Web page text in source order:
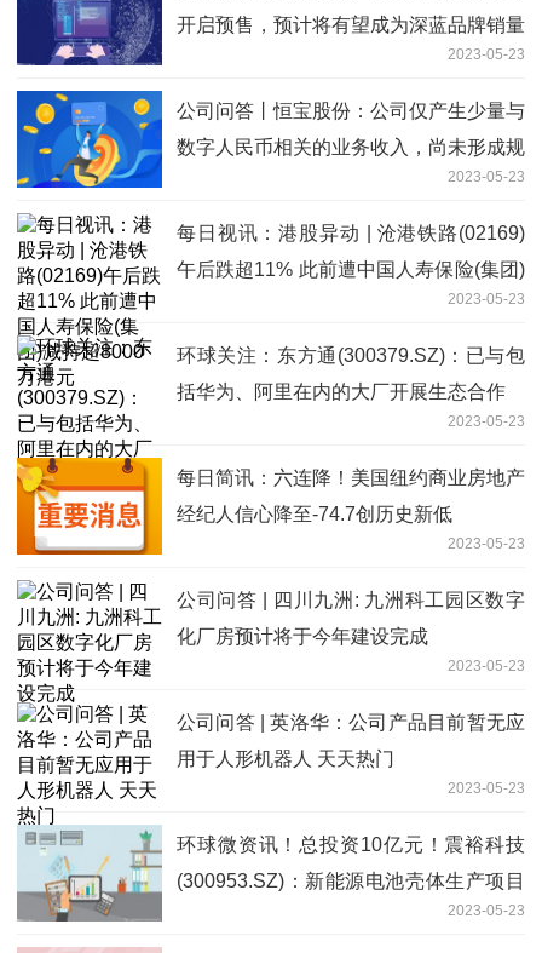
开启预售，预计将有望成为深蓝品牌销量
2023-05-23
公司问答丨恒宝股份：公司仅产生少量与
数字人民币相关的业务收入，尚未形成规
2023-05-23
每日视讯：港股异动 | 沧港铁路(02169)
午后跌超11% 此前遭中国人寿保险(集团)
2023-05-23
环球关注：东方通(300379.SZ)：已与包
括华为、阿里在内的大厂开展生态合作
2023-05-23
每日简讯：六连降！美国纽约商业房地产
经纪人信心降至-74.7创历史新低
2023-05-23
公司问答 | 四川九洲: 九洲科工园区数字
化厂房预计将于今年建设完成
2023-05-23
公司问答 | 英洛华：公司产品目前暂无应
用于人形机器人 天天热门
2023-05-23
环球微资讯！总投资10亿元！震裕科技
(300953.SZ)：新能源电池壳体生产项目
2023-05-23